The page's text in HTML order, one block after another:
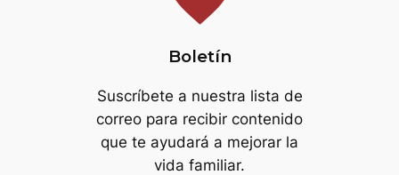
Boletín
Suscríbete a nuestra lista de
correo para recibir contenido
que te ayudará a mejorar la
vida familiar.